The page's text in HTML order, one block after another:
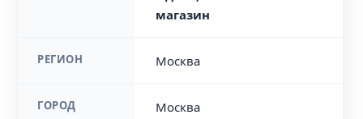
магазин
РЕГИОН Москва
ГОРОД Москва